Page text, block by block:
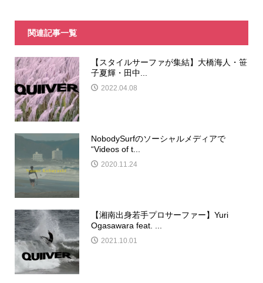
関連記事一覧
【スタイルサーファが集結】大橋海人・笹
子夏輝・田中...
2022.04.08
NobodySurfのソーシャルメディアで
“Videos of t...
2020.11.24
【湘南出身若手プロサーファー】Yuri
Ogasawara feat. ...
2021.10.01